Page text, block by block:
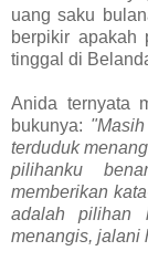
uang saku
berpikir apakah
tinggal di
Anida ternyata
bukunya:
terduduk
pilihanku
memberikan
adalah pilihan
menangis, jalani